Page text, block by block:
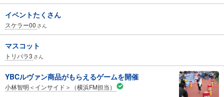
イベントたくさん
スケラー00 さん
マスコット
トリパラ3 さん
YBCルヴァン商品がもらえるゲームを開催
小林智明＜インサイド＞（横浜FM担当）